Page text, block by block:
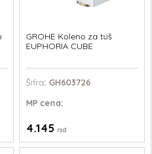
GROHE Koleno za tuš
EUPHORIA CUBE
Šifra: GH603726
MPcena:
4.145 rsd